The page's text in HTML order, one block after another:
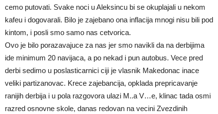
cemo putovati. Svake noci u Aleksincu bi se okuplajali u nekom
kafeu i dogovarali. Bilo je zajebano ona inflacija mnogi nisu bili pod
kintom, i posli smo samo nas cetvorica.
Ovo je bilo porazavajuce za nas jer smo navikli da na derbijima
ide minimum 20 navijaca, a po nekad i pun autobus. Vece pred
derbi sedimo u poslasticarnici ciji je vlasnik Makedonac inace
veliki partizanovac. Krece zajebancija, opklada prepricavanje
ranijih derbija i u pola razgovora ulazi M..a V…e, klinac tada osmi
razred osnovne skole, danas redovan na vecini Zvezdinih